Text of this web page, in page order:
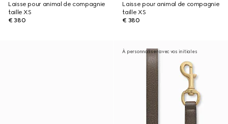
Laisse pour animal de compagnie
taille XS
€ 380
Laisse pour animal de compagnie
taille XS
€ 380
À personnaliser avec vos initiales